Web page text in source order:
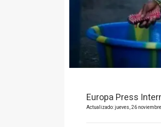
Europa Press
Actualizado: jueves, 26